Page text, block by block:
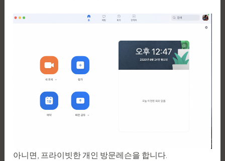
아니면, 프라이빗한 개인 방문레슨을 합니다.